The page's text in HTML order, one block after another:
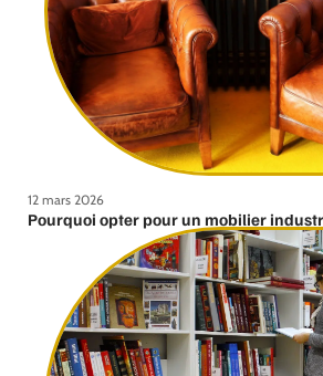
12 mars 2026
Pourquoi opter pour un mobilier